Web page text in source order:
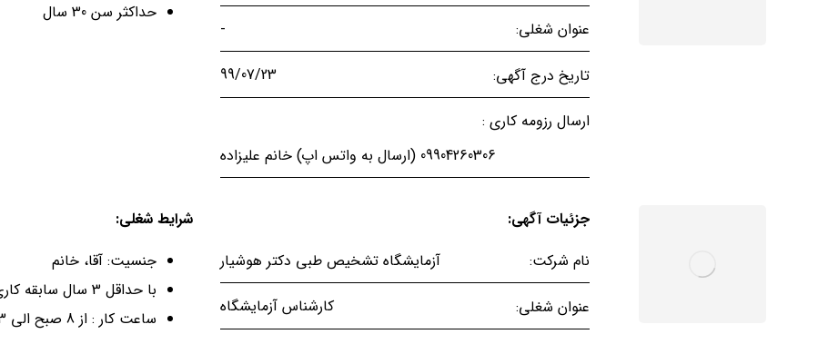
عنوان شغلی: -
تاریخ درج آگهی: 99/07/23
ارسال رزومه کاری :
09904260306 (ارسال به واتس اپ) خانم علیزاده
حداکثر سن 30 سال
جزئیات آگهی:
نام شرکت:
آزمایشگاه تشخیص طبی دکتر هوشیار
عنوان شغلی: کارشناس آزمایشگاه
شرایط شغلی:
جنسیت: آقا، خانم
با حداقل 3 سال سابقه کاری در یک شیفت
ساعت کار : از 8 صبح الی 3 بعد از ظهر